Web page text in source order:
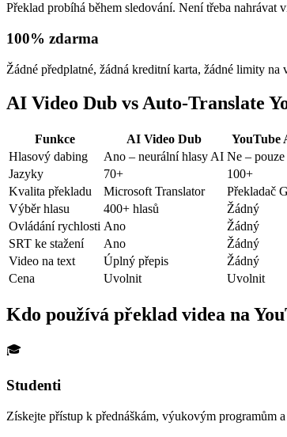
Překlad probíhá během sledování. Není třeba nahrávat
100% zdarma
Žádné předplatné, žádná kreditní karta, žádné limity
AI Video Dub vs Auto-Translate
Funkce AI Video Dub
YouTube
Hlasový dabing
Ano – neurální hlasy AI Ne –
Jazyky
70+
100+
Kvalita překladu
Microsoft Translator
Překladač
Výběr hlasu
400+ hlasů
Žádný
Ovládání rychlosti Ano
Žádný
SRT ke stažení
Ano
Žádný
Video na text
Úplný přepis
Žádný
Cena
Uvolnit Uvolnit
Kdo používá překlad videa na
🎓
Studenti
Získejte přístup k přednáškám, výukovým programům